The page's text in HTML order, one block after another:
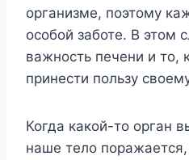
организме, поэтому
особой заботе. В этом
важность печени и то,
принести пользу
Когда какой-то орган
наше тело поражается,